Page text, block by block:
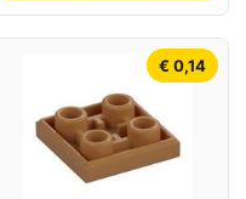
€ 0,14